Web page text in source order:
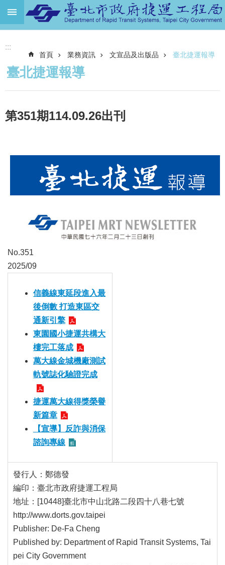
跳到主要內容區塊
階
尋
介
紹
土
民
服
網
站
導
覽
回
首
頁
:::
首頁 業務資訊 文宣品及出版品 臺北捷運報導
臺北捷運報導
第351期114.09.26出刊
No.351
2025/09
信義線東延段進入最
後倒數 打造東區交
通新引擎
東園國小捷運共構大
樓完工落成
萬大線金城機廠測試
軌號誌化驗證完成
捷運萬大線得獎榮譽
新篇章
【宣導】反詐與消保
諮詢專線
發行人：鄭德發
編印：臺北市政府捷運工程局
地址：[10448]臺北市中山北路二段四十八巷七號
http://www.dorts.gov.taipei
Publisher: De-Fa Cheng
Published by: Department of Rapid Transit Systems, Tai
pei City Government